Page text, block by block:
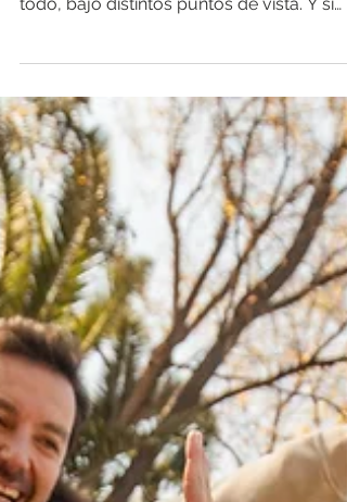
distintos tipos de personas, aunque sobre
bien el retrato corporativo tiende a vivir en
voy encontrando con historias, y muchas
veces con organizaciones que se atreven
hacer de las personas en sus filas, los
rostros y embajadores de su propia
comunicación. Retratos reales, de gente
real En ese sentido es muy importante
entender el propósito detrás d